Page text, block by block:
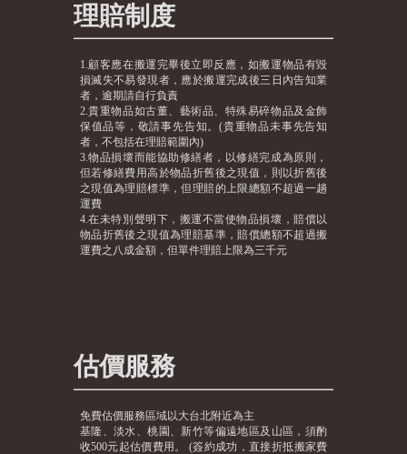
理賠制度
1.顧客應在搬運完畢後立即反應，如搬運物品有毀
損滅失不易發現者，應於搬運完成後三日內告知業
者，逾期請自行負責
2.貴重物品如古董、藝術品、特殊易碎物品及金飾
保值品等，敬請事先告知。(貴重物品未事先告知
者，不包括在理賠範圍內)
3.物品損壞而能協助修繕者，以修繕完成為原則，
但若修繕費用高於物品折舊後之現值，則以折舊後
之現值為理賠標準，但理賠的上限總額不超過一趟
運費
4.在未特別聲明下，搬運不當使物品損壞，賠償以
物品折舊後之現值為理賠基準，賠償總額不超過搬
運費之八成金額，但單件理賠上限為三千元
估價服務
免費估價服務區域以大台北附近為主
基隆、淡水、桃園、新竹等偏遠地區及山區，須酌
收500元起估價費用。 (簽約成功，直接折抵搬家費